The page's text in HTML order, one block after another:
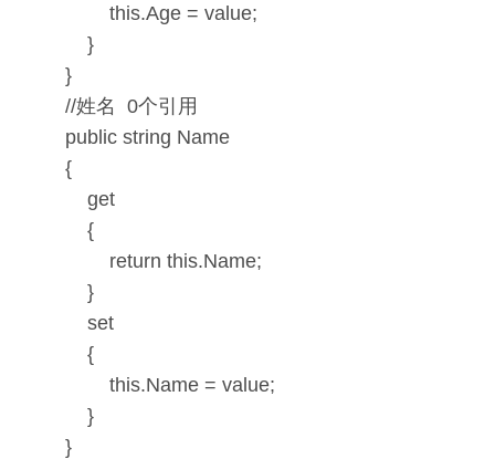
this.Age = value;
}
}
//姓名 0个引用
public string Name
{
get
{
return this.Name;
}
set
{
this.Name = value;
}
}